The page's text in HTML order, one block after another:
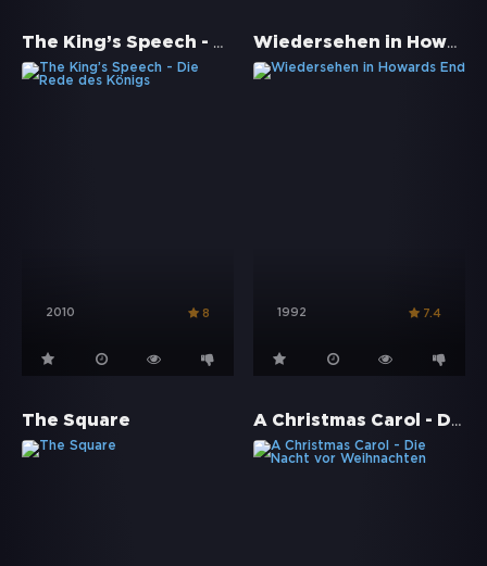
The King’s Speech - Die Rede des Königs
2010 8
Wiedersehen in Howards End
1992 7.4
The Square A Christmas Carol - Die Nacht vor Weihnachten